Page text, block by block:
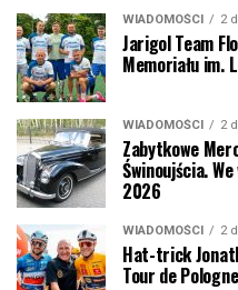
WIADOMOŚCI 2
Jarigol Team
Memoriału im.
WIADOMOŚCI 2
Zabytkowe
Świnoujścia.
2026
WIADOMOŚCI 2
Hat-trick
Tour de